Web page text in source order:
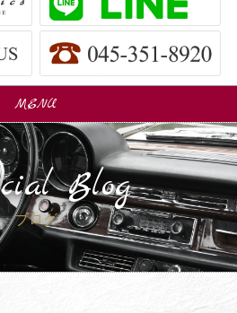
MENU
Car Sales
Trade In
Blog
ブログ